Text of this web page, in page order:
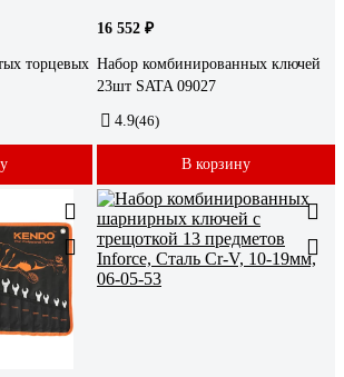
торцевых
16 552 ₽
Набор комбинированных ключей
23шт SATA 09027
4.9(46)
В корзину